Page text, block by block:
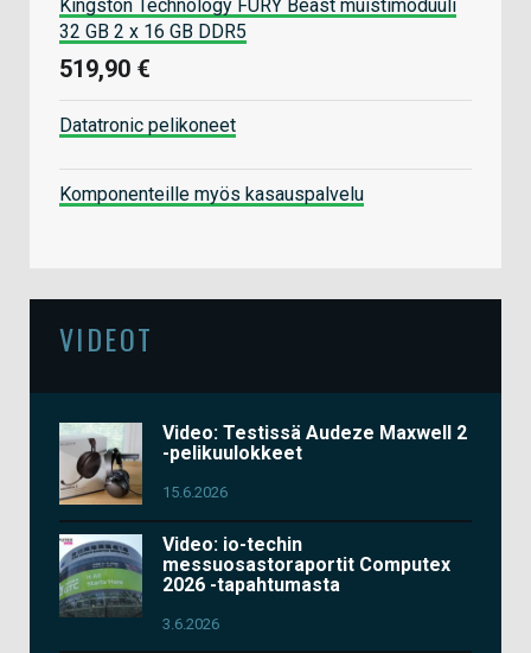
Kingston Technology FURY Beast muistimoduuli
32 GB 2 x 16 GB DDR5
519,90 €
Datatronic pelikoneet
Komponenteille myös kasauspalvelu
VIDEOT
Video: Testissä Audeze Maxwell 2
-pelikuulokkeet
15.6.2026
Video: io-techin
messuosastoraportit Computex
2026 -tapahtumasta
3.6.2026